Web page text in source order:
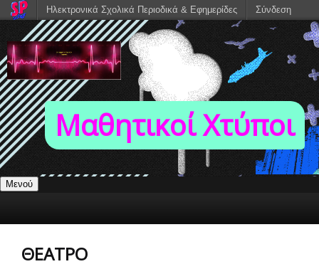
Μαθητικοί Χτύποι
Μενού
ΘΕΑΤΡΟ
Ηλεκτρονικά Σχολικά Περιοδικά & Εφημερίδες Σύνδεση